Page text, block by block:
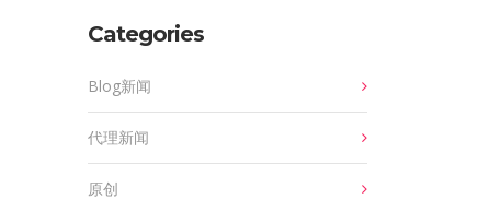
Categories
Blog新闻
代理新闻
原创